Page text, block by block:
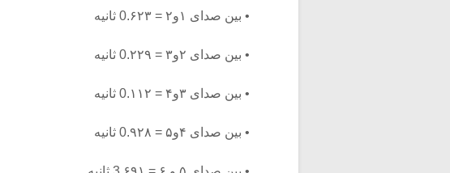
• بین صدای ۱و۲ = 0.۶۲۳ ثانیه
• بین صدای ۲و۳ = 0.۲۲۹ ثانیه
• بین صدای ۳و۴ = 0.۱۱۲ ثانیه
• بین صدای ۴و۵ = 0.۹۲۸ ثانیه